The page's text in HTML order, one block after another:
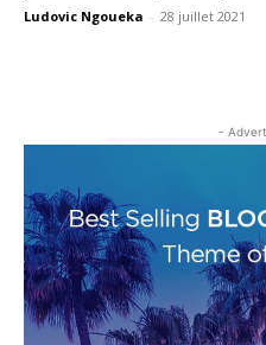
Ludovic Ngoueka - 28 juillet 2021
-